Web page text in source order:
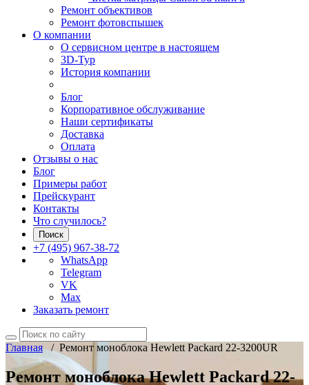
Ремонт объективов
Ремонт фотовспышек
О компании
О сервисном центре в настоящем
3D-Тур
История компании
Блог
Корпоративное обслуживание
Наши сертификаты
Доставка
Оплата
Отзывы о нас
Блог
Примеры работ
Прейскурант
Контакты
Что случилось?
Поиск
+7 (495) 967-38-72
WhatsApp
Telegram
VK
Max
Заказать ремонт
Главная/ Ремонт моноблока Hewlett Packard 22-3200UR
Ремонт моноблока Hewlett Packard 22-